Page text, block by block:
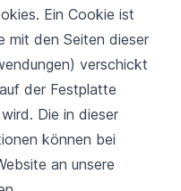
Ein Cookie ist
mit den Seiten dieser
verschickt
der Festplatte
Die in dieser
können bei
an unsere